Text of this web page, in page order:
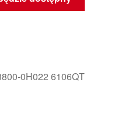
0H022 6106QT